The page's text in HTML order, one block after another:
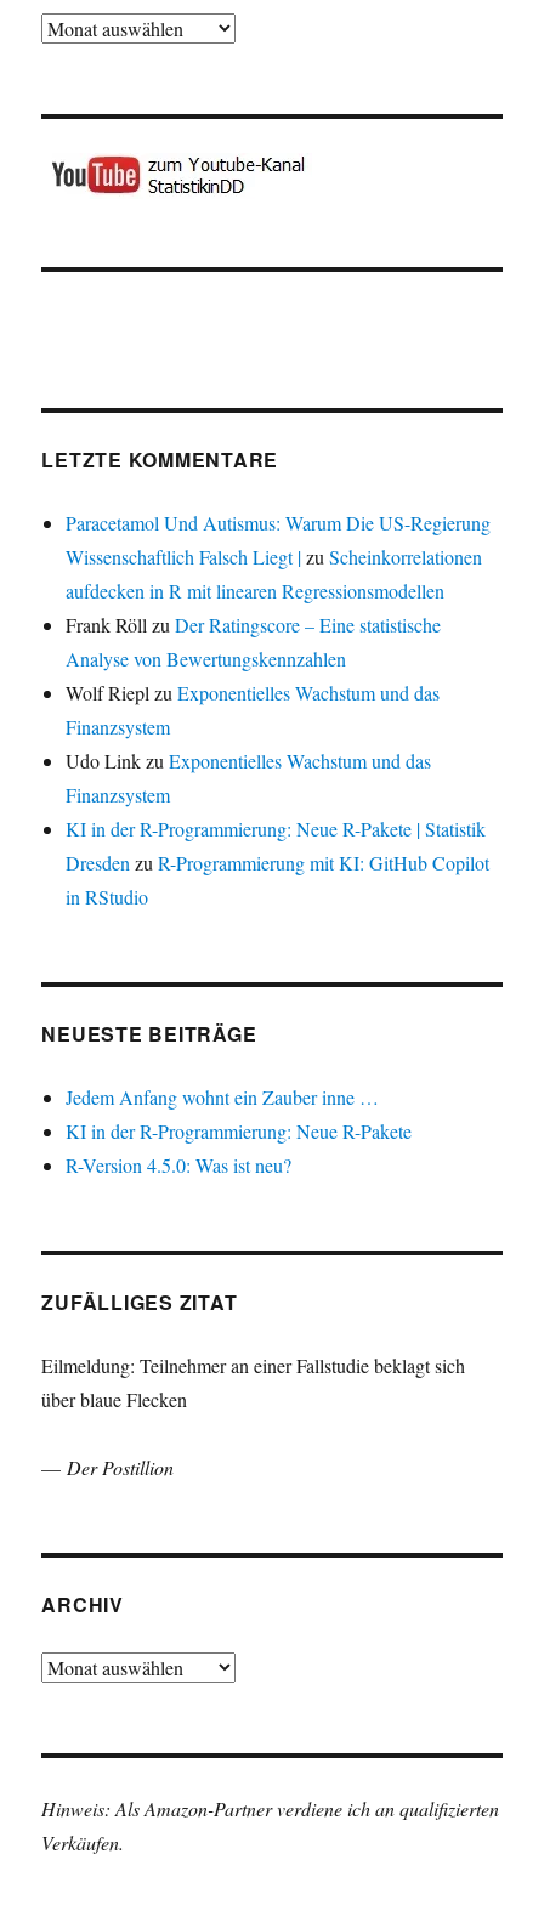
Archiv
LETZTE KOMMENTARE
Paracetamol Und Autismus: Warum Die US-Regierung
Wissenschaftlich Falsch Liegt |zuScheinkorrelationen
aufdecken in R mit linearen Regressionsmodellen
Frank Röll zuDer Ratingscore – Eine statistische
Analyse von Bewertungskennzahlen
Wolf Riepl zuExponentielles Wachstum und das
Finanzsystem
Udo LinkzuExponentielles Wachstum und das
Finanzsystem
KI in der R-Programmierung: Neue R-Pakete | Statistik
Dresden zuR-Programmierung mit KI: GitHub Copilot
in RStudio
NEUESTE BEITRÄGE
Jedem Anfang wohnt ein Zauber inne …
KI in der R-Programmierung: Neue R-Pakete
R-Version 4.5.0: Was ist neu?
ZUFÄLLIGES ZITAT
Eilmeldung: Teilnehmer an einer Fallstudie beklagt sich
über blaue Flecken
— Der Postillion
ARCHIV
Archiv
Hinweis: Als Amazon-Partner verdiene ich an qualifizierten
Verkäufen.